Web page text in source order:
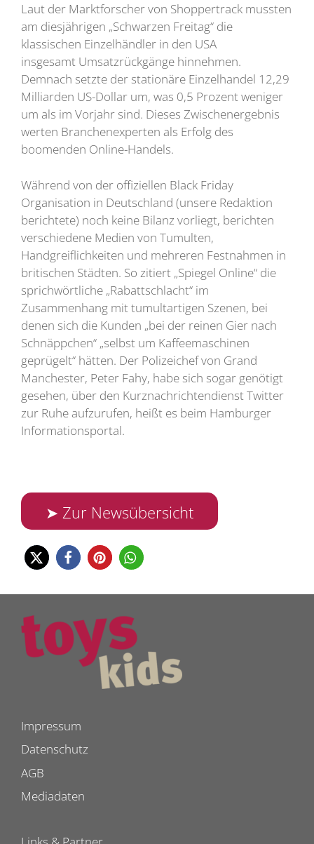
Laut der Marktforscher von Shoppertrack mussten
am diesjährigen „Schwarzen Freitag“ die
klassischen Einzelhändler in den USA
insgesamt Umsatzrückgänge hinnehmen.
Demnach setzte der stationäre Einzelhandel 12,29
Milliarden US-Dollar um, was 0,5 Prozent weniger
um als im Vorjahr sind. Dieses Zwischenergebnis
werten Branchenexperten als Erfolg des
boomenden Online-Handels.
Während von der offiziellen Black Friday
Organisation in Deutschland (unsere Redaktion
berichtete) noch keine Bilanz vorliegt, berichten
verschiedene Medien von Tumulten,
Handgreiflichkeiten und mehreren Festnahmen in
britischen Städten. So zitiert „Spiegel Online“ die
sprichwörtliche „Rabattschlacht“ im
Zusammenhang mit tumultartigen Szenen, bei
denen sich die Kunden „bei der reinen Gier nach
Schnäppchen“ „selbst um Kaffeemaschinen
geprügelt“ hätten. Der Polizeichef von Grand
Manchester, Peter Fahy, habe sich sogar genötigt
gesehen, über den Kurznachrichtendienst Twitter
zur Ruhe aufzurufen, heißt es beim Hamburger
Informationsportal.
➤ Zur Newsübersicht
Impressum
Datenschutz
AGB
Mediadaten